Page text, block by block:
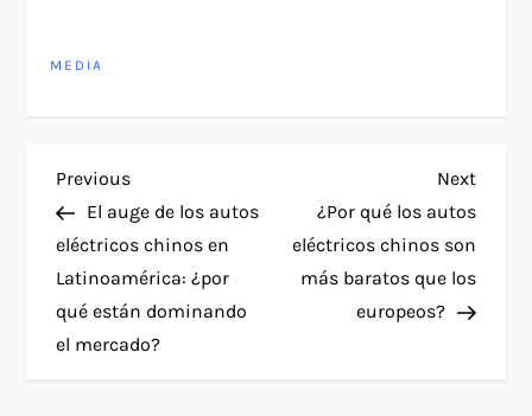
MEDIA
N
a
v
e
Previous
Post
Previous
El auge de los autos
eléctricos chinos en
Latinoamérica: ¿por
qué están dominando
el mercado?
Next
Post
Next
¿Por qué los autos
eléctricos chinos son
más baratos que los
europeos?